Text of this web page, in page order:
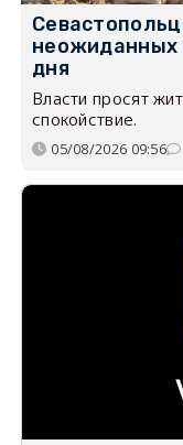
неожиданных
дня
Власти просят
спокойствие.
05/08/2026 09:56